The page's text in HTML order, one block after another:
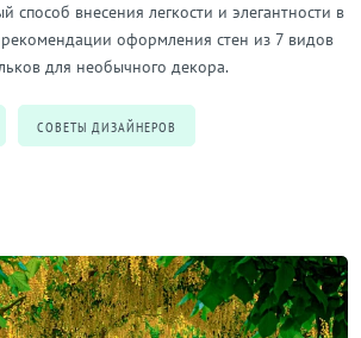
способ внесения легкости и элегантности в
оформления стен из 7 видов
для необычного декора.
СОВЕТЫ ДИЗАЙНЕРОВ